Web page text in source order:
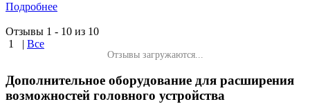
Подробнее
Отзывы 1 - 10 из 10
1
| Все
Отзывы загружаются...
Дополнительное оборудование для расширения
возможностей головного устройства